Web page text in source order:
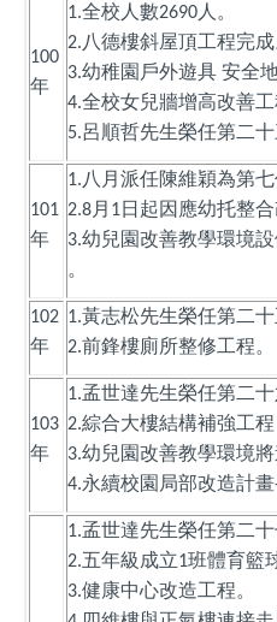
100
年
1.全校人數2690 人。
2.八德樓斜屋頂工程完成
3.幼稚園戶外遊具 安全
4.全校女兒牆增高改善工
5.呂順哲先生榮任第二十
101
年
1.八月派任陳維穎為第
2.8月 1日起因應幼托整
3.幼兒園改善教學環境
。
102
年
1.黃志松先生榮任第二十
2.前鋒樓廁所整修工程。
103
年
1.孟世達先生榮任第二十
2.綜合大樓結構補強工程
3.幼兒園改善教學環境
4.永續校園局部改造計畫
1.孟世達先生榮任第二十
2.五年級成立1班體育籃
3.健康中心改造工程。